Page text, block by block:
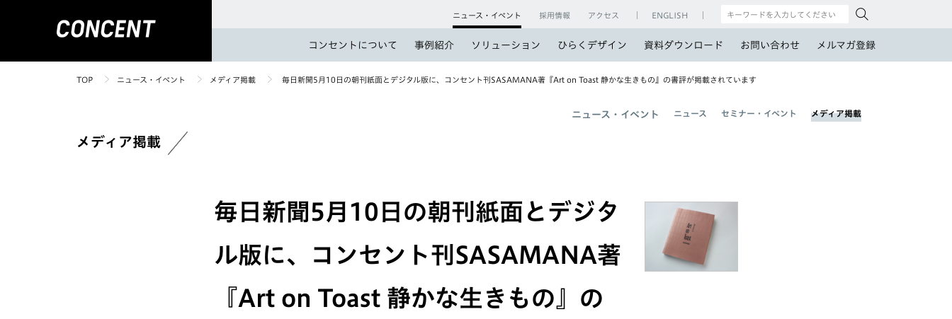
コンセントについて 事例紹介 ソリューション ひらくデザイン 資料ダウンロード お問い合わせ メルマガ登録
ニュース・イベント 採用情報 アクセス ENGLISH
TOP ニュース・イベント メディア掲載 毎日新聞5月10日の朝刊紙面とデジタル版に、コンセント刊SASAMANA著『Art on Toast 静かな生きもの』の書評が掲載されています
ニュース・イベント ニュース セミナー・イベント メディア掲載
メディア掲載
毎日新聞5月10日の朝刊紙面とデジタ
ル版に、コンセント刊SASAMANA著
『Art on Toast 静かな生きもの』の